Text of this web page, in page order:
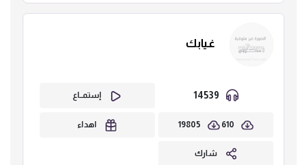
غيابك
إستمــاع
610
19805 اهداء
شارك